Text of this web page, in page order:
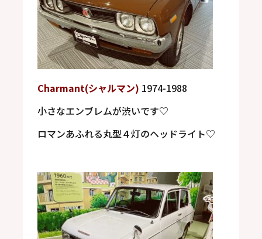
Charmant(シャルマン) 1974-1988
小さなエンブレムが渋いです♡
ロマンあふれる丸型４灯のヘッドライト♡